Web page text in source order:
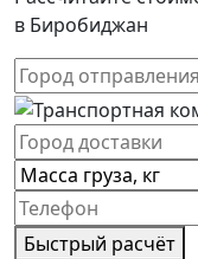
в Биробиджан
Быстрый расчёт